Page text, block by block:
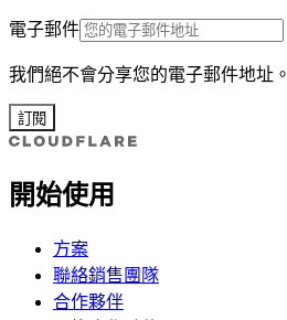
電子郵件
我們絕不會分享您的電子郵件地址。
訂閱
開始使用
方案
聯絡銷售團隊
合作夥伴